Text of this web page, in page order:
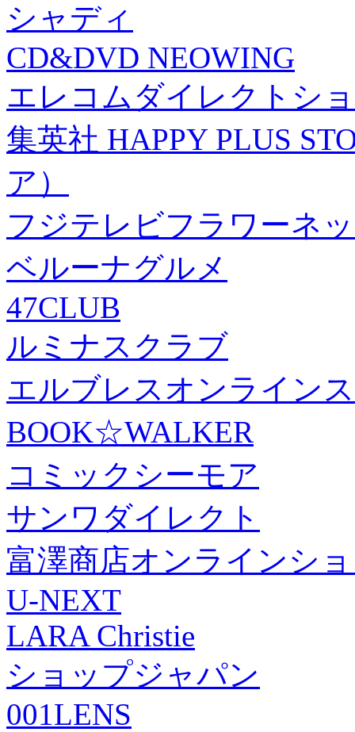
シャディ
CD&DVD NEOWING
エレコムダイレクトシ
集英社 HAPPY PLUS
ア）
フジテレビフラワーネ
ベルーナグルメ
47CLUB
ルミナスクラブ
エルブレスオンライン
BOOK☆WALKER
コミックシーモア
サンワダイレクト
富澤商店オンラインシ
U-NEXT
LARA Christie
ショップジャパン
001LENS